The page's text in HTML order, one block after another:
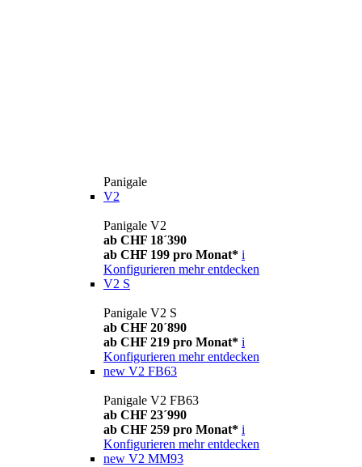
Panigale
V2
Panigale V2
ab CHF 18´390
ab CHF 199 pro Monat* i
Konfigurieren mehr entdecken
V2 S
Panigale V2 S
ab CHF 20´890
ab CHF 219 pro Monat* i
Konfigurieren mehr entdecken
new V2 FB63
Panigale V2 FB63
ab CHF 23´990
ab CHF 259 pro Monat* i
Konfigurieren mehr entdecken
new V2 MM93